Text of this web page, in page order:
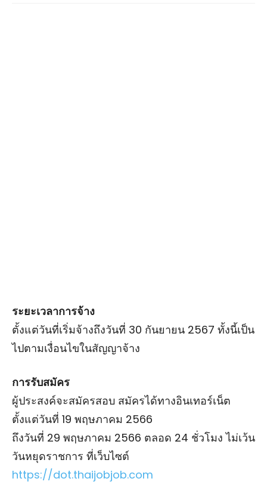
ระยะเวลาการจ้าง
ตั้งแต่วันที่เริ่มจ้างถึงวันที่ 30 กันยายน 2567 ทั้งนี้เป็น
ไปตามเงื่อนไขในสัญญาจ้าง
การรับสมัคร
ผู้ประสงค์จะสมัครสอบ สมัครได้ทางอินเทอร์เน็ต
ตั้งแต่วันที่ 19 พฤษภาคม 2566
ถึงวันที่ 29 พฤษภาคม 2566 ตลอด 24 ชั่วโมง ไม่เว้น
วันหยุดราชการ ที่เว็บไซต์
https://dot.thaijobjob.com